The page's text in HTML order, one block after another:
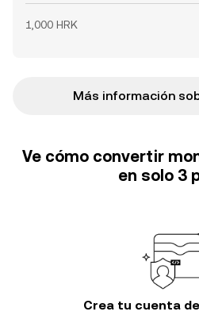
1,000 HRK
Más información
Ve cómo convertir
en solo 3
Crea tu cuenta